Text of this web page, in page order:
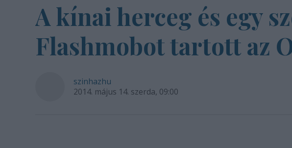
A kínai herceg és egy
Flashmobot tartott az
szinhazhu
2014. május 14. szerda, 09:00